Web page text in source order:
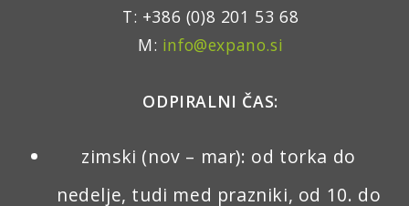
T: +386 (0)8 201 53 68
M: info@expano.si
ODPIRALNI ČAS:
zimski (nov – mar): od torka do
nedelje, tudi med prazniki, od 10. do